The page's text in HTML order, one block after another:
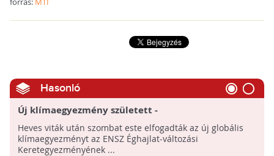
Hasonló
Új klímaegyezmény született -
Kompromisszumokkal
Heves viták után szombat este elfogadták az új globális
klímaegyezményt az ENSZ Éghajlat-változási
Keretegyezményének ...